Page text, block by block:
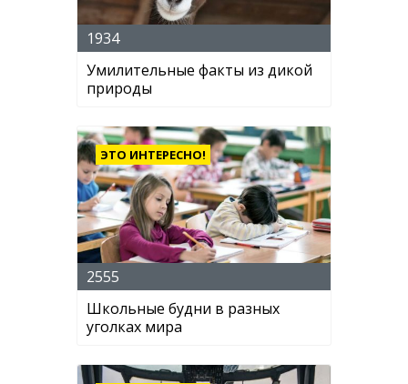
1934
Умилительные факты из дикой
природы
ЭТО ИНТЕРЕСНО!
2555
Школьные будни в разных
уголках мира